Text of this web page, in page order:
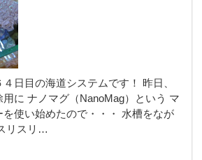
日目の海道システムです！ 昨日、
に ナノマグ（NanoMag）という マ
使い始めたので・・・ 水槽をなが
リスリ…